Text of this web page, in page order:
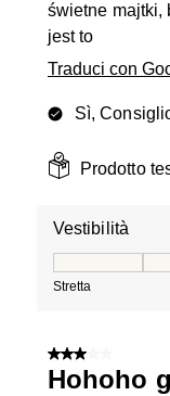
świetne majtki,
jest to
Traduci con
Sì,
Prodotto
Vestibilità
Stretta
3 su 5 stelle.
Hohoho